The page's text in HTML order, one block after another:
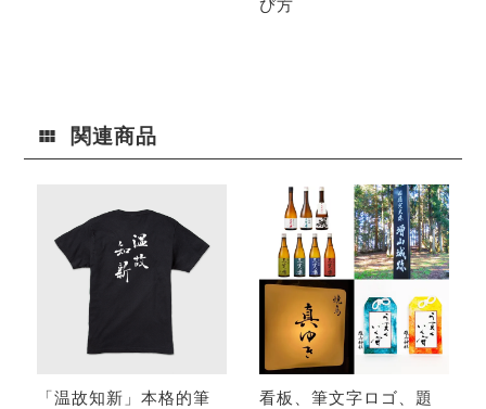
び方
関連商品
「温故知新」本格的筆
看板、筆文字ロゴ、題